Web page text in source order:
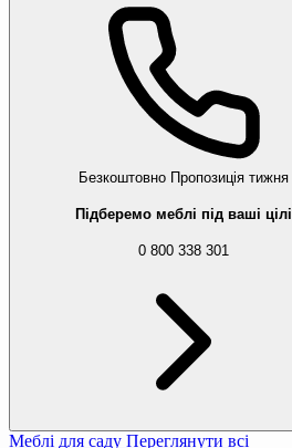
Безкоштовно Пропозиція тижня
Підберемо меблі під ваші цілі
0 800 338 301
Меблі для саду Переглянути всі